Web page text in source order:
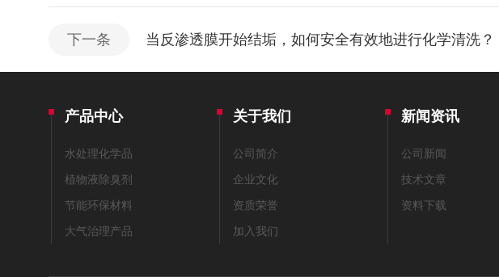
下一条 当反渗透膜开始结垢，如何安全有效地进行化学清洗？
产品中心
水处理化学品
植物液除臭剂
节能环保材料
大气治理产品
关于我们
公司简介
企业文化
资质荣誉
加入我们
新闻资讯
公司新闻
技术文章
资料下载